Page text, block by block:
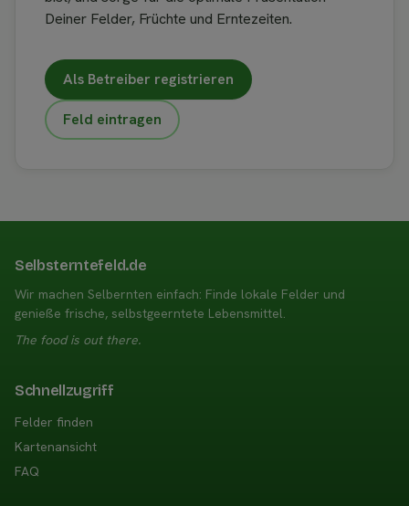
Deiner Felder, Früchte und Erntezeiten.
Als Betreiber registrieren
Feld eintragen
Selbsterntefeld.de
Wir machen Selbernten einfach: Finde lokale Felder und
genieße frische, selbstgeerntete Lebensmittel.
The food is out there.
Schnellzugriff
Felder finden
Kartenansicht
FAQ